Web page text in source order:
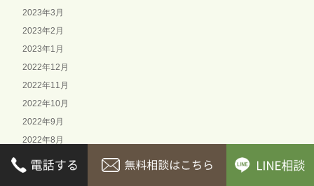
2023年3月
2023年2月
2023年1月
2022年12月
2022年11月
2022年10月
2022年9月
2022年8月
2022年7月
2022年6月